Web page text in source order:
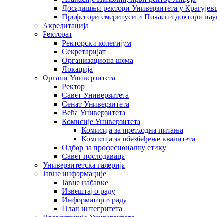
Досадашњи ректори Универзитета у
Професори емеритуси и Почасни доктори
Акредитација
Ректорат
Ректорски колегијум
Секретаријат
Организациона шема
Локација
Органи Универзитета
Ректор
Савет Универзитета
Сенат Универзитета
Већа Универзитета
Комисије Универзитета
Комисија за претходна питања
Комисија за обезбеђење квалитета
Одбор за професионалну етику
Савет послодаваца
Универзитетска галерија
Јавне информације
Јавне набавке
Извештај о раду
Информатор о раду
План интегритета